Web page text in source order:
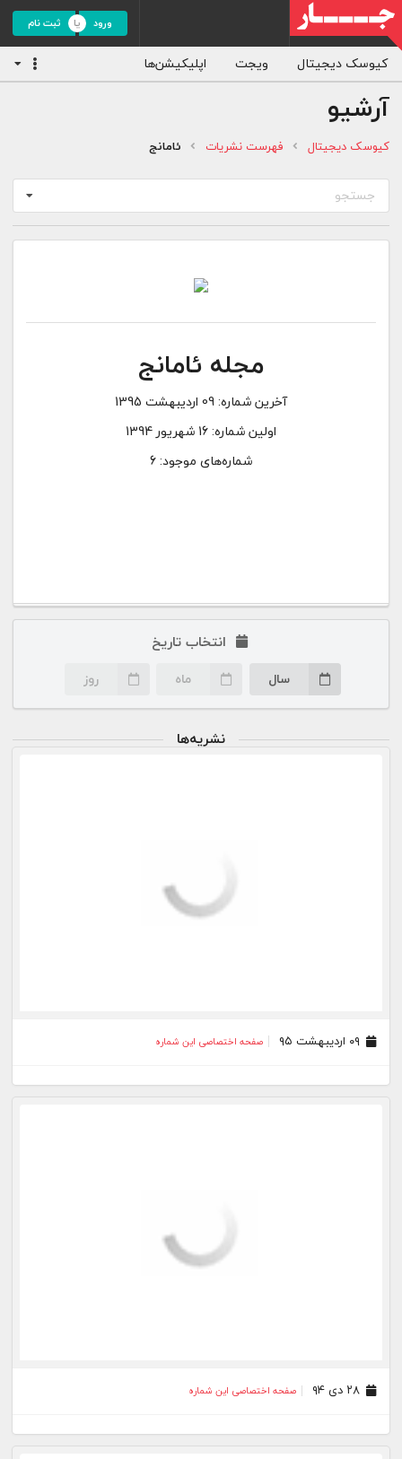
ورود ثبت نام
کیوسک دیجیتال ویجت اپلیکیشن‌ها
آرشیو
کیوسک دیجیتال فهرست نشریات ئامانج
جستجو
مجله ئامانج
آخرین شماره:09 اردیبهشت 1395
اولین شماره:16 شهریور 1394
شماره‌های موجود: 6
انتخاب تاریخ
سال ماه روز
نشریه‌ها
۰۹ اردیبهشت ۹۵ صفحه اختصاصی این شماره
۲۸ دی ۹۴ صفحه اختصاصی این شماره